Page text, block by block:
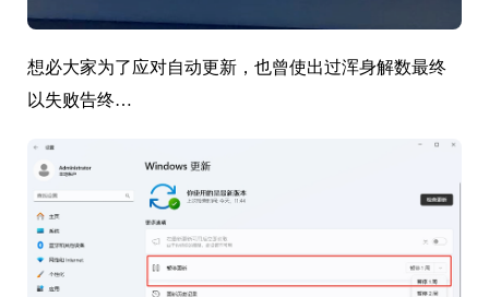
想必大家为了应对自动更新，也曾使出过浑身解数最终
以失败告终…